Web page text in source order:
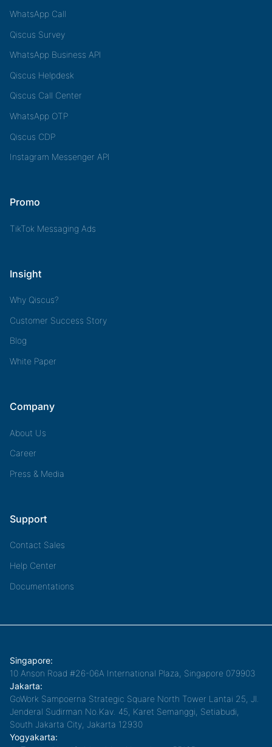
WhatsApp Call
Qiscus Survey
WhatsApp Business API
Qiscus Helpdesk
Qiscus Call Center
WhatsApp OTP
Qiscus CDP
Instagram Messenger API
Promo
TikTok Messaging Ads
Insight
Why Qiscus?
Customer Success Story
Blog
White Paper
Company
About Us
Career
Press & Media
Support
Contact Sales
Help Center
Documentations
Singapore:
10 Anson Road #26-06A International Plaza, Singapore 079903
Jakarta:
GoWork Sampoerna Strategic Square North Tower Lantai 25, Jl.
Jenderal Sudirman No.Kav. 45, Karet Semanggi, Setiabudi,
South Jakarta City, Jakarta 12930
Yogyakarta: